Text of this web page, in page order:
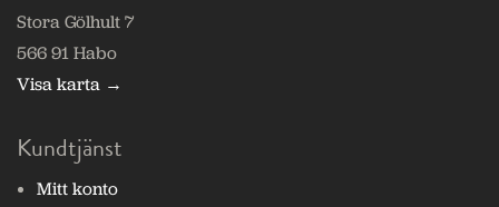
Stora Gölhult 7
566 91 Habo
Visa karta →
Kundtjänst
Mitt konto